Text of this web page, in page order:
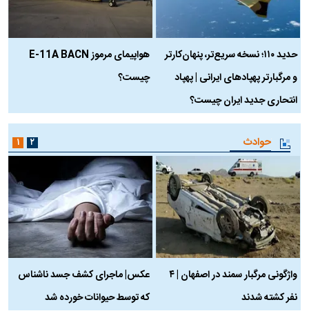
حدید ۱۱۰؛ نسخه سریع‌تر، پنهان‌کارتر
و مرگبارتر پهپادهای ایرانی | پهپاد
انتحاری جدید ایران چیست؟
هواپیمای مرموز E-11A BACN
چیست؟
حوادث
واژگونی مرگبار سمند در اصفهان | ۴
نفر کشته شدند
عکس| ماجرای کشف جسد ناشناس
که توسط حیوانات خورده شد
۱ ۲